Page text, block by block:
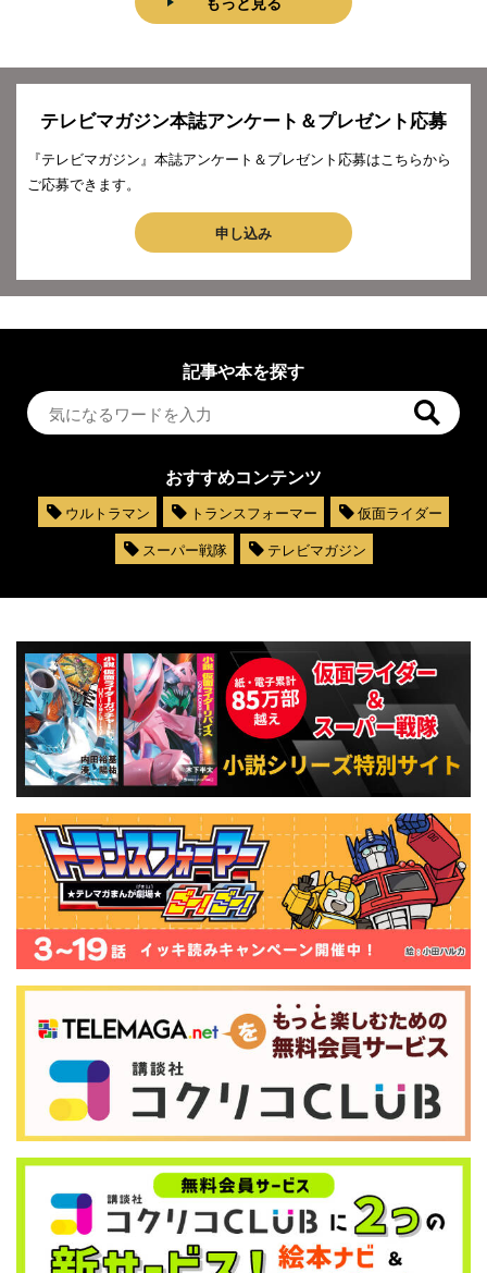
テレビマガジン本誌アンケート＆プレゼント応募
『テレビマガジン』本誌アンケート＆プレゼント応募はこちらから
ご応募できます。
申し込み
記事や本を探す
おすすめコンテンツ
ウルトラマン トランスフォーマー
仮面ライダー
スーパー戦隊
テレビマガジン